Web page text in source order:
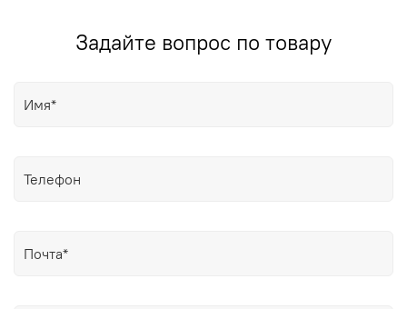
Задайте вопрос по товару